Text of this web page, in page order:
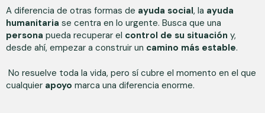
A diferencia de otras formas de ayuda social, la ayuda
humanitaria se centra en lo urgente. Busca que una
persona pueda recuperar el control de su situación y,
desde ahí, empezar a construir un camino más estable.
No resuelve toda la vida, pero sí cubre el momento en el que
cualquier apoyo marca una diferencia enorme.